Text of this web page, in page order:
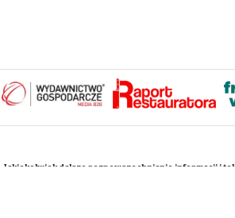
dalsze rozpowszechnianie informacji i